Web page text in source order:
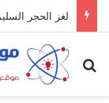
لغز الحجر
بحث عن